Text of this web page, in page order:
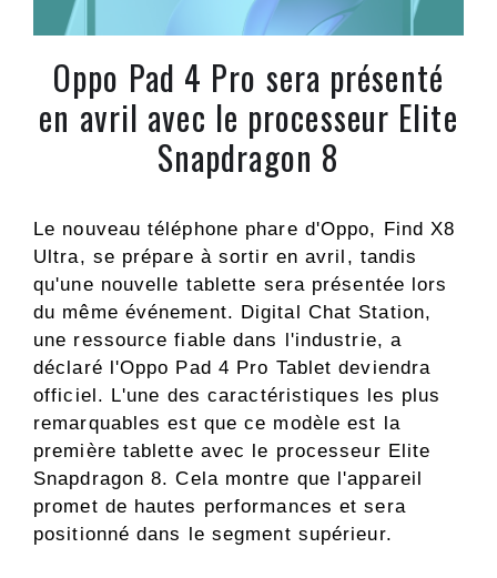
Oppo Pad 4 Pro sera présenté
en avril avec le processeur Elite
Snapdragon 8
Le nouveau téléphone phare d'Oppo, Find X8
Ultra, se prépare à sortir en avril, tandis
qu'une nouvelle tablette sera présentée lors
du même événement. Digital Chat Station,
une ressource fiable dans l'industrie, a
déclaré l'Oppo Pad 4 Pro Tablet deviendra
officiel. L'une des caractéristiques les plus
remarquables est que ce modèle est la
première tablette avec le processeur Elite
Snapdragon 8. Cela montre que l'appareil
promet de hautes performances et sera
positionné dans le segment supérieur.